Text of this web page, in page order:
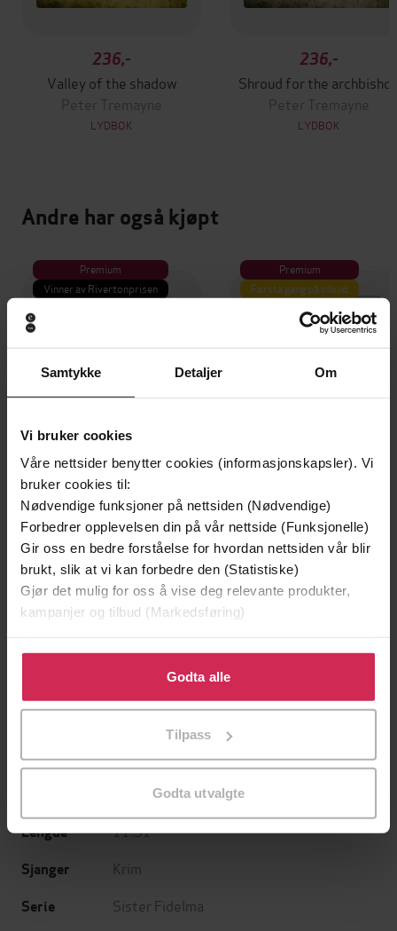
Samtykke Detaljer Om
Vi bruker cookies
Våre nettsider benytter cookies (informasjonskapsler). Vi
bruker cookies til:
Nødvendige funksjoner på nettsiden (Nødvendige)
Forbedrer opplevelsen din på vår nettside (Funksjonelle)
Gir oss en bedre forståelse for hvordan nettsiden vår blir
brukt, slik at vi kan forbedre den (Statistiske)
Gjør det mulig for oss å vise deg relevante produkter,
kampanjer og tilbud (Markedsføring)
Klikk på «Godta alle» for å gi oss ditt samtykke til å
bruke cookies for alle disse formålene. Du kan også
tilpasse ditt samtykke til spesifikke formål ved å klikke
Godta alle
Tilpass
Godta utvalgte
236,-
Valley of the shadow
Peter Tremayne
LYDBOK
236,-
Shroud for the
Peter Tremayne
LYDBOK
Andre har også kjøpt
Premium
Vinner av Rivertonprisen
129,-
Minnesota
Jo Nesbø
EBOK
Premium
Første gang på tilbud
129,-
Utskudd
Jørn Lier Horst
Forfattere Peter Tremayne(forfatter),Caroline
Forlag Headline
19.09.2019
Lengde 11:31
Sjanger Krim
Serie Sister Fidelma